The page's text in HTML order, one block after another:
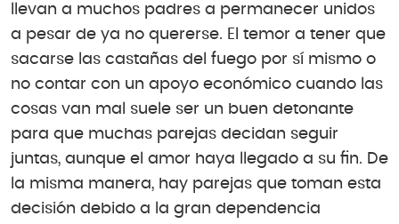
llevan a muchos padres a permanecer unidos
a pesar de ya no quererse. El temor a tener que
sacarse las castañas del fuego por sí mismo o
no contar con un apoyo económico cuando las
cosas van mal suele ser un buen detonante
para que muchas parejas decidan seguir
juntas, aunque el amor haya llegado a su fin. De
la misma manera, hay parejas que toman esta
decisión debido a la gran dependencia